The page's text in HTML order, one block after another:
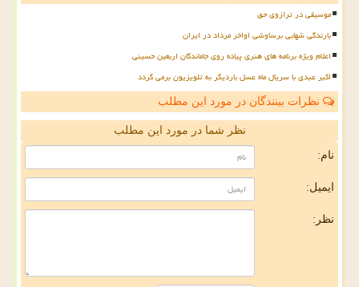
موسیقی در ترازوی حق
بارندگی شهابی برساوشی اواخر مرداد در ایران
اعلام ویژه برنامه های هنری پیاده روی جاماندگان اربعین حسینی
اکبر عبدی با سریال ماه عسل باردیگر به تلویزیون برمی گردد
نظرات بینندگان در مورد این مطلب
نظر شما در مورد این مطلب
نام:
ایمیل:
نظر: